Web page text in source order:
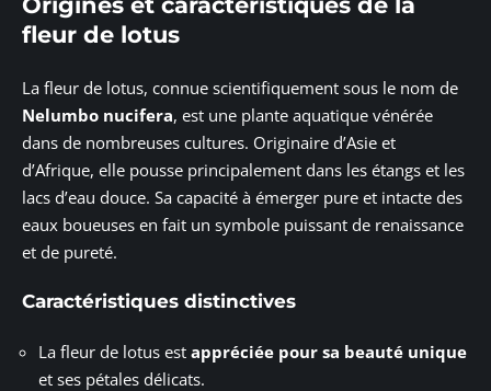
fleur de lotus
La fleur de lotus, connue scientifiquement sous le nom de
Nelumbo nucifera, est une plante aquatique vénérée
dans de nombreuses cultures. Originaire d’Asie et
d’Afrique, elle pousse principalement dans les étangs et les
lacs d’eau douce. Sa capacité à émerger pure et intacte des
eaux boueuses en fait un symbole puissant de renaissance
et de pureté.
Caractéristiques distinctives
La fleur de lotus est appréciée pour sa beauté unique
et ses pétales délicats.